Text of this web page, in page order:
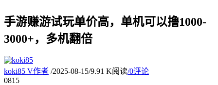
手游赚游试玩单价高，单机可以撸1000-
3000+，多机翻倍
koki85 V作者 /2025-08-15/9.91 K阅读/0评论
0815